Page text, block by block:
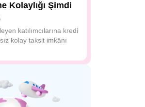
Kolaylığı Şimdi
katılımcılarına kredi
kolay taksit imkânı